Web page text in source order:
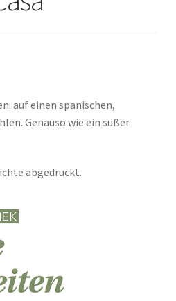
auf einen spanischen,
Genauso wie ein süßer
abgedruckt.